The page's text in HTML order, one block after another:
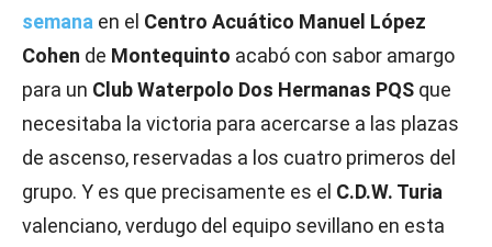
semana en el Centro Acuático Manuel López
Cohen de Montequinto acabó con sabor amargo
para un Club Waterpolo Dos Hermanas PQS que
necesitaba la victoria para acercarse a las plazas
de ascenso, reservadas a los cuatro primeros del
grupo. Y es que precisamente es el C.D.W. Turia
valenciano, verdugo del equipo sevillano en esta